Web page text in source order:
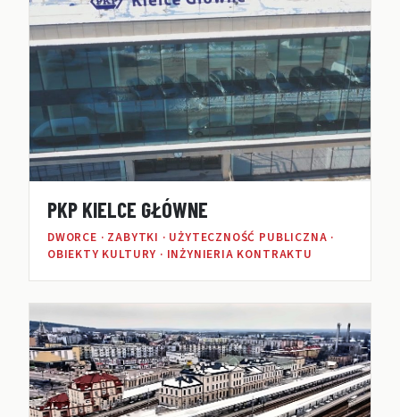
PKP KIELCE GŁÓWNE
DWORCE · ZABYTKI · UŻYTECZNOŚĆ PUBLICZNA ·
OBIEKTY KULTURY · INŻYNIERIA KONTRAKTU